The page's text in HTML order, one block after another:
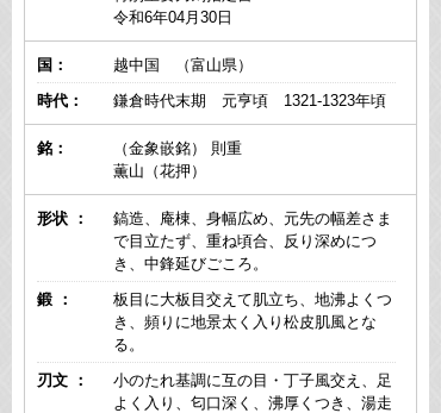
令和6年04月30日
国：
越中国 （富山県）
時代：
鎌倉時代末期 元亨頃 1321-1323年頃
銘：
（金象嵌銘） 則重
薫山（花押）
形状 ：
鎬造、庵棟、身幅広め、元先の幅差さま
で目立たず、重ね頃合、反り深めにつ
き、中鋒延びごころ。
鍛 ：
板目に大板目交えて肌立ち、地沸よくつ
き、頻りに地景太く入り松皮肌風とな
る。
刃文 ：
小のたれ基調に互の目・丁子風交え、足
よく入り、匂口深く、沸厚くつき、湯走